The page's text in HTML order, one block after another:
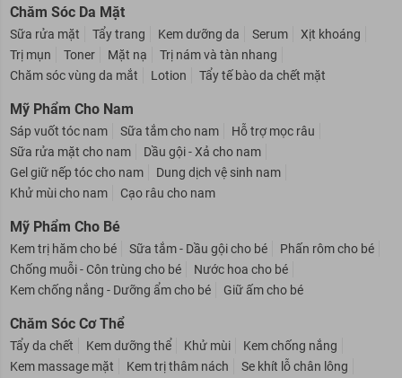
Chăm Sóc Da Mặt
Sữa rửa mặt Tẩy trang Kem dưỡng da Serum
Xịt khoáng
Trị mụn
Toner Mặt nạ
Trị nám và tàn nhang
Chăm sóc vùng da mắt
Lotion Tẩy tế bào da chết mặt
Mỹ Phẩm Cho Nam
Sáp vuốt tóc nam Sữa tắm cho nam
Hỗ trợ mọc râu
Sữa rửa mặt cho nam
Dầu gội - Xả cho nam
Gel giữ nếp tóc cho nam
Dung dịch vệ sinh nam
Khử mùi cho nam
Cạo râu cho nam
Mỹ Phẩm Cho Bé
Kem trị hăm cho bé Sữa tắm - Dầu gội cho bé
Phấn rôm cho bé
Chống muỗi - Côn trùng cho bé
Nước hoa cho bé
Kem chống nắng - Dưỡng ẩm cho bé
Giữ ấm cho bé
Chăm Sóc Cơ Thể
Tẩy da chết Kem dưỡng thể Khử mùi
Kem chống nắng
Kem massage mặt
Kem trị thâm nách
Se khít lỗ chân lông